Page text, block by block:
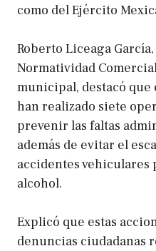
como del Ejército
Roberto Liceaga
Normatividad
municipal, destacó que
han realizado siete
prevenir las faltas
además de evitar el
accidentes vehiculares
alcohol.
Explicó que estas
denuncias ciudadanas